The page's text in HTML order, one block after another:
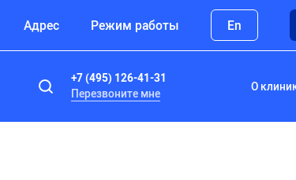
Адрес Режим работы En
+7 (495) 126-41-31
Перезвоните мне
О